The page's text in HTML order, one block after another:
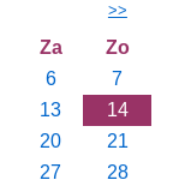
>>
Za
Zo
6
7
13
14
20
21
27
28